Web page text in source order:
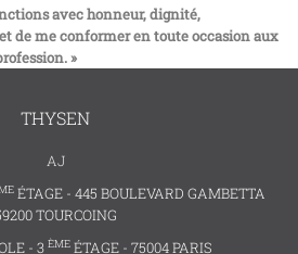
avec honneur, dignité,
de me conformer en toute occasion aux
»
THYSEN
AJ
ÉTAGE - 445 BOULEVARD GAMBETTA
TOURCOING
- 3 ÈME ÉTAGE - 75004 PARIS